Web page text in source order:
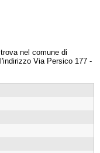
nel comune di
Via Persico 177 -